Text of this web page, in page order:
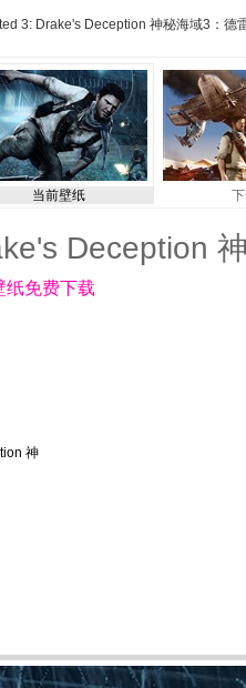
3: Drake's Deception 神秘海域3：德
当前壁纸
Deception
纸免费下载
神